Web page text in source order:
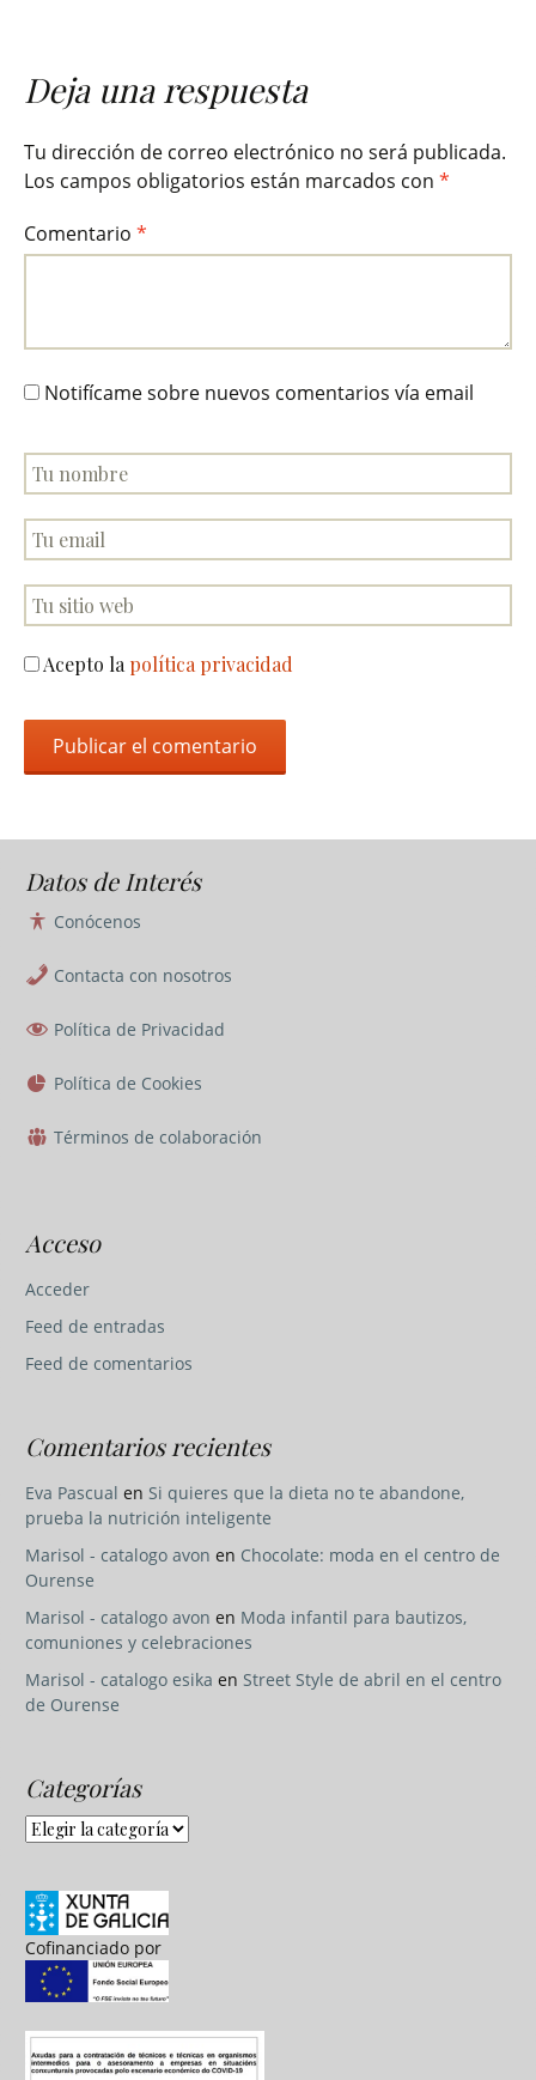
Deja una respuesta
Tu dirección de correo electrónico no será publicada.
Los campos obligatorios están marcados con *
Comentario *
Notifícame sobre nuevos comentarios vía email
Acepto lapolítica privacidad
Datos de Interés
Conócenos
Contacta con nosotros
Política de Privacidad
Política de Cookies
Términos de colaboración
Acceso
Acceder
Feed de entradas
Feed de comentarios
Comentarios recientes
Eva Pascual en Si quieres que la dieta no te abandone,
prueba la nutrición inteligente
Marisol - catalogo avon en Chocolate: moda en el centro de
Ourense
Marisol - catalogo avon en Moda infantil para bautizos,
comuniones y celebraciones
Marisol - catalogo esika en Street Style de abril en el centro
de Ourense
Categorías
Categorías
Cofinanciado por